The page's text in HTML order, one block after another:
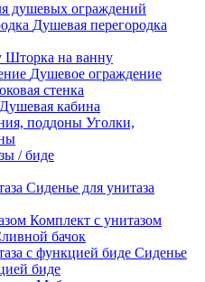
душевых ограждений
Душевая перегородка
Шторка на ванну
Душевое ограждение
стенка
Душевая кабина
Уголки,
/ биде
Сиденье для унитаза
Комплект с унитазом
бачок
Сиденье
биде